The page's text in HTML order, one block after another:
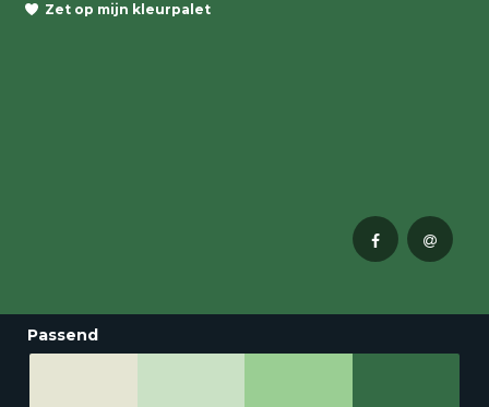
Zet op mijn kleurpalet
Passend